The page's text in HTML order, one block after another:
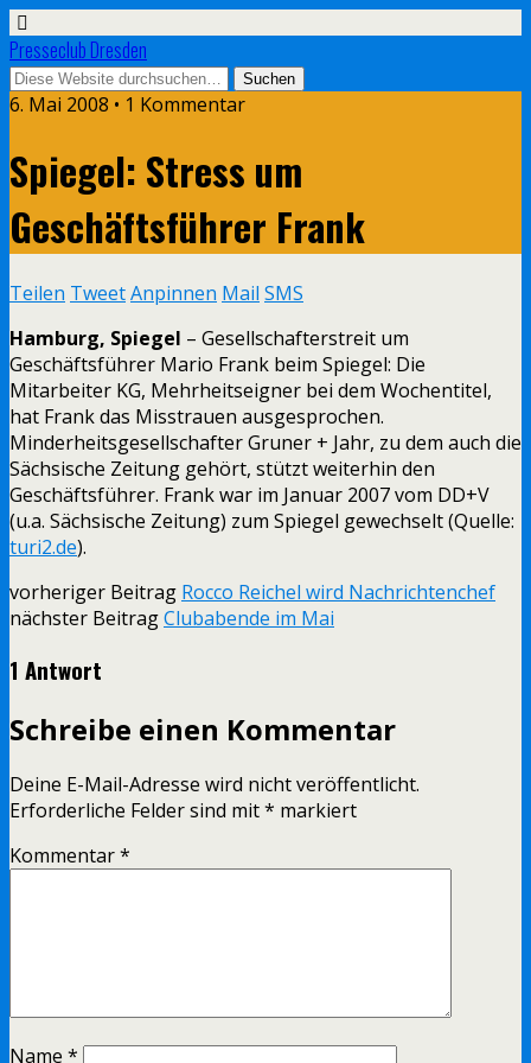
Presseclub Dresden
6. Mai 2008 • 1 Kommentar
Spiegel: Stress um
Geschäftsführer Frank
Teilen TweetAnpinnen Mail SMS
Hamburg, Spiegel – Gesellschafterstreit um
Geschäftsführer Mario Frank beim Spiegel: Die
Mitarbeiter KG, Mehrheitseigner bei dem Wochentitel,
hat Frank das Misstrauen ausgesprochen.
Minderheitsgesellschafter Gruner + Jahr, zu dem auch die
Sächsische Zeitung gehört, stützt weiterhin den
Geschäftsführer. Frank war im Januar 2007 vom DD+V
(u.a. Sächsische Zeitung) zum Spiegel gewechselt (Quelle:
turi2.de).
vorheriger Beitrag Rocco Reichel wird Nachrichtenchef
nächster BeitragClubabende im Mai
1 Antwort
Schreibe einen Kommentar
Deine E-Mail-Adresse wird nicht veröffentlicht.
Erforderliche Felder sind mit* markiert
Kommentar*
Name *